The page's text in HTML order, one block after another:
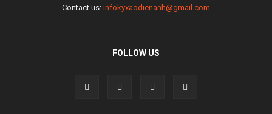
Contact us: infokyxaodienanh@gmail.com
FOLLOW US